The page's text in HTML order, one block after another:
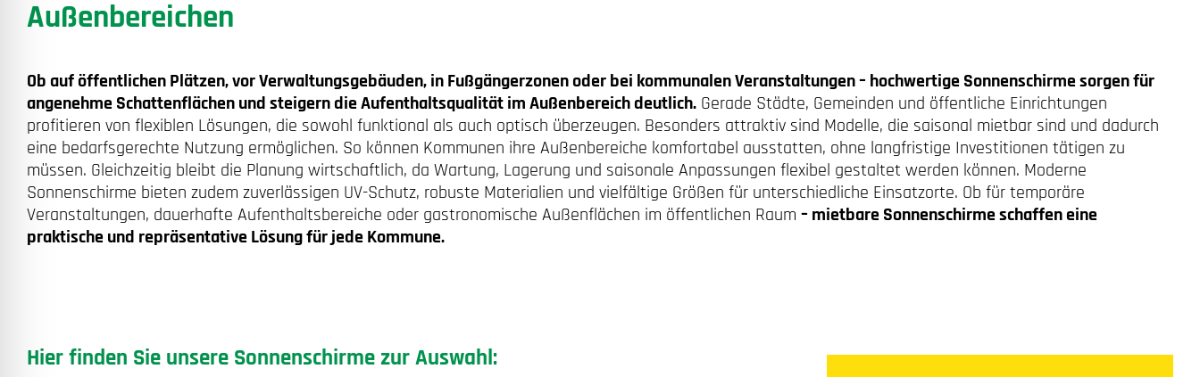
Außenbereichen
Ob auf öffentlichen Plätzen, vor Verwaltungsgebäuden, in Fußgängerzonen oder bei kommunalen Veranstaltungen – hochwertige Sonnenschirme sorgen für
angenehme Schattenflächen und steigern die Aufenthaltsqualität im Außenbereich deutlich. Gerade Städte, Gemeinden und öffentliche Einrichtungen
profitieren von flexiblen Lösungen, die sowohl funktional als auch optisch überzeugen. Besonders attraktiv sind Modelle, die saisonal mietbar sind und dadurch
eine bedarfsgerechte Nutzung ermöglichen. So können Kommunen ihre Außenbereiche komfortabel ausstatten, ohne langfristige Investitionen tätigen zu
müssen. Gleichzeitig bleibt die Planung wirtschaftlich, da Wartung, Lagerung und saisonale Anpassungen flexibel gestaltet werden können. Moderne
Sonnenschirme bieten zudem zuverlässigen UV-Schutz, robuste Materialien und vielfältige Größen für unterschiedliche Einsatzorte. Ob für temporäre
Veranstaltungen, dauerhafte Aufenthaltsbereiche oder gastronomische Außenflächen im öffentlichen Raum – mietbare Sonnenschirme schaffen eine
praktische und repräsentative Lösung für jede Kommune.
Hier finden Sie unsere Sonnenschirme zur Auswahl: